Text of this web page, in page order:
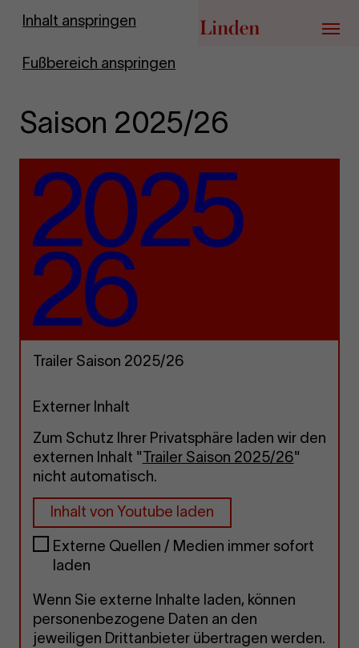
Inhalt anspringen
Fußbereich anspringen
Zur Startseite
Menü
Saison 2025/26
Trailer Saison 2025/26
Externer Inhalt
Zum Schutz Ihrer Privatsphäre laden wir den
externen Inhalt "Trailer Saison 2025/26"
nicht automatisch.
Inhalt von Youtube laden
Externe Quellen / Medien immer sofort
laden
Wenn Sie externe Inhalte laden, können
personenbezogene Daten an den
jeweiligen Drittanbieter übertragen werden.